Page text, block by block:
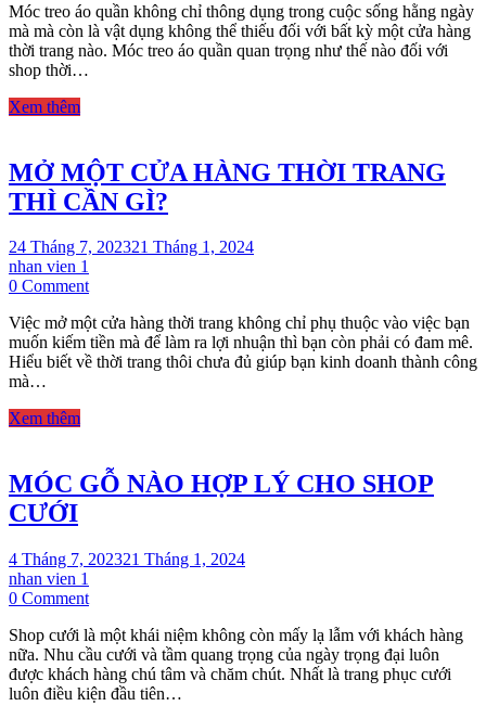
MỤC
THAM
KHẢO
TRANG
Móc treo áo quần không chỉ thông dụng trong cuộc sống hằng ngày
mà mà còn là vật dụng không thể thiếu đối với bất kỳ một cửa hàng
thời trang nào. Móc treo áo quần quan trọng như thế nào đối với
shop thời…
Xem thêm
MỞ MỘT CỬA HÀNG THỜI TRANG
THÌ CẦN GÌ?
24 Tháng 7, 202321 Tháng 1, 2024
nhan vien 1
0 Commenton
MỘT
CỬA
HÀNG
Việc mở một cửa hàng thời trang không chỉ phụ thuộc vào việc bạn
muốn kiếm tiền mà để làm ra lợi nhuận thì bạn còn phải có đam mê.
Hiểu biết về thời trang thôi chưa đủ giúp bạn kinh doanh thành công
mà…
Xem thêm
MÓC GỖ NÀO HỢP LÝ CHO SHOP
CƯỚI
4 Tháng 7, 202321 Tháng 1, 2024
nhan vien 1
0 Commenton
GỖ
NÀO
HỢP
LÝ
Shop cưới là một khái niệm không còn mấy lạ lẫm với khách hàng
nữa. Nhu cầu cưới và tầm quang trọng của ngày trọng đại luôn
được khách hàng chú tâm và chăm chút. Nhất là trang phục cưới
luôn điều kiện đầu tiên…